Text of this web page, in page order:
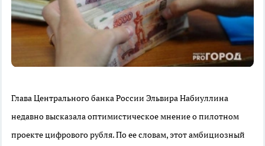
Глава Центрального банка России Эльвира Набиуллина
недавно высказала оптимистическое мнение о пилотном
проекте цифрового рубля. По ее словам, этот амбициозный